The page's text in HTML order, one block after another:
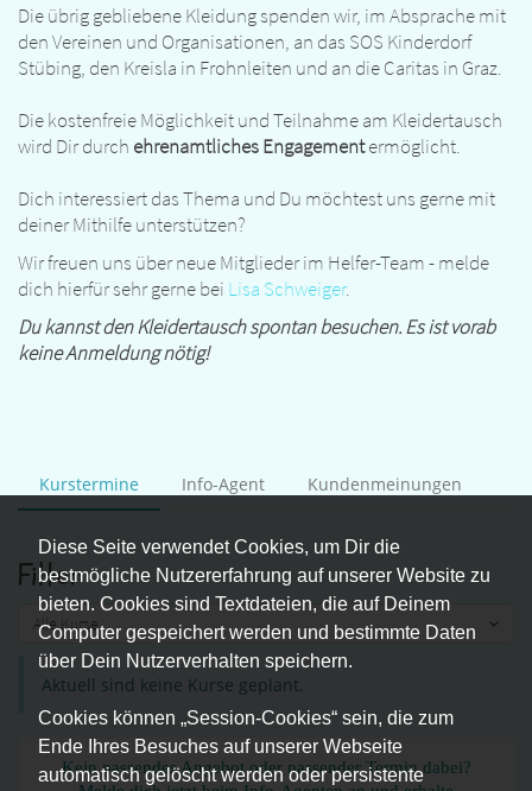
Diese Seite verwendet Cookies, um Dir die
bestmögliche Nutzererfahrung auf unserer Website zu
bieten. Cookies sind Textdateien, die auf Deinem
Computer gespeichert werden und bestimmte Daten
über Dein Nutzerverhalten speichern.
Cookies können „Session-Cookies“ sein, die zum
Ende Ihres Besuches auf unserer Webseite
automatisch gelöscht werden oder persistente
Die übrig gebliebene Kleidung spenden wir, im Absprache mit
den Vereinen und Organisationen, an das SOS Kinderdorf
Stübing, den Kreisla in Frohnleiten und an die Caritas in Graz.
Die kostenfreie Möglichkeit und Teilnahme am Kleidertausch
wird Dir durch ehrenamtliches Engagementermöglicht.
Dich interessiert das Thema und Du möchtest uns gerne mit
deiner Mithilfe unterstützen?
Wir freuen uns über neue Mitglieder im Helfer-Team - melde
dich hierfür sehr gerne bei Lisa Schweiger.
Du kannst den Kleidertausch spontan besuchen. Es ist vorab
keine Anmeldung nötig!
Kurstermine Info-Agent Kundenmeinungen
Filter
Alle Kurse
Aktuell sind keine Kurse geplant.
Kein passendes Angebot oder passender Termin dabei?